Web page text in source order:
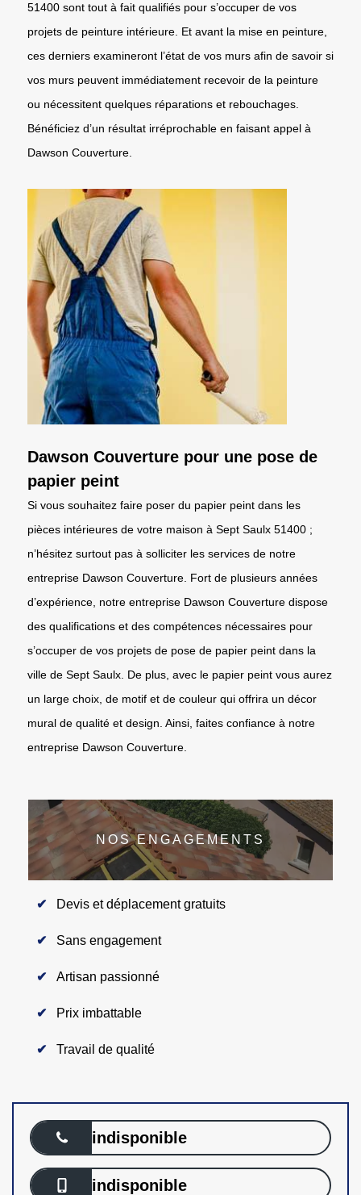
51400 sont tout à fait qualifiés pour s’occuper de vos
projets de peinture intérieure. Et avant la mise en peinture,
ces derniers examineront l’état de vos murs afin de savoir si
vos murs peuvent immédiatement recevoir de la peinture
ou nécessitent quelques réparations et rebouchages.
Bénéficiez d’un résultat irréprochable en faisant appel à
Dawson Couverture.
Dawson Couverture pour une pose de
papier peint
Si vous souhaitez faire poser du papier peint dans les
pièces intérieures de votre maison à Sept Saulx 51400 ;
n’hésitez surtout pas à solliciter les services de notre
entreprise Dawson Couverture. Fort de plusieurs années
d’expérience, notre entreprise Dawson Couverture dispose
des qualifications et des compétences nécessaires pour
s’occuper de vos projets de pose de papier peint dans la
ville de Sept Saulx. De plus, avec le papier peint vous aurez
un large choix, de motif et de couleur qui offrira un décor
mural de qualité et design. Ainsi, faites confiance à notre
entreprise Dawson Couverture.
NOS ENGAGEMENTS
Devis et déplacement gratuits
Sans engagement
Artisan passionné
Prix imbattable
Travail de qualité
indisponible
indisponible